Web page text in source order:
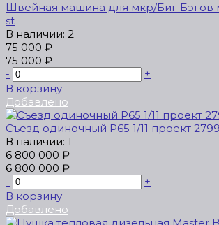
Швейная машина для мкр/Биг Бэгов
st
В наличии: 2
75 000 ₽
75 000 ₽
-
+
В корзину
Добавлено
Съезд одиночный Р65 1/11 проект 2799
В наличии: 1
6 800 000 ₽
6 800 000 ₽
-
+
В корзину
Добавлено